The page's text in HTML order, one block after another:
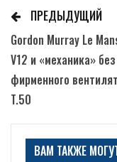
ПРЕДЫДУЩИЙ
Gordon Murray Le
V12 и «механика» без
фирменного
T.50
ВАМ ТАКЖЕ